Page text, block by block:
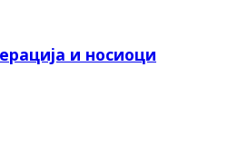
и носиоци